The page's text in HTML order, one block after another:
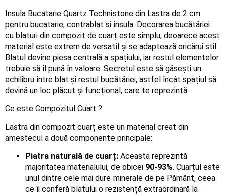
Insula Bucatarie Quartz Technistone din Lastra de 2 cm
pentru bucatarie, contrablat si insula. Decorarea bucătăriei
cu blaturi din compozit de cuarț este simplu, deoarece acest
material este extrem de versatil și se adaptează oricărui stil.
Blatul devine piesa centrală a spațiului, iar restul elementelor
trebuie să îl pună în valoare. Secretul este să găsești un
echilibru între blat și restul bucătăriei, astfel încât spațiul să
devină un loc plăcut și funcțional, care te reprezintă.
Ce este Compozitul Cuart ?
Lastra din compozit cuarț este un material creat din
amestecul a două componente principale:
Piatra naturală de cuarț: Aceasta reprezintă
majoritatea materialului, de obicei 90-93%. Cuarțul este
unul dintre cele mai dure minerale de pe Pământ, ceea
ce îi conferă blatului o rezistență extraordinară la